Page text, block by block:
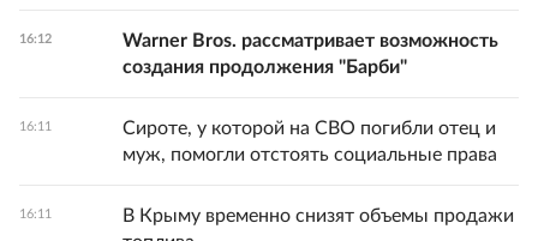
16:12
Warner Bros. рассматривает возможность
создания продолжения "Барби"
16:11
Сироте, у которой на СВО погибли отец и
муж, помогли отстоять социальные права
16:11
В Крыму временно снизят объемы продажи